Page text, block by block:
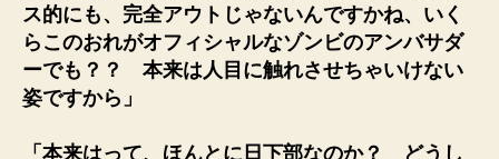
ス的にも、完全アウトじゃないんですかね、いく
らこのおれがオフィシャルなゾンビのアンバサダ
ーでも？？ 本来は人目に触れさせちゃいけない
姿ですから」
「本来はって、ほんとに日下部なのか？ どうし